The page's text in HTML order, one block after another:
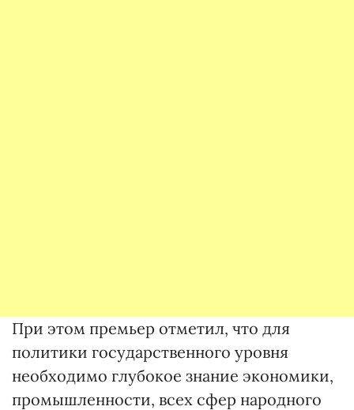
При этом премьер отметил, что для
политики государственного уровня
необходимо глубокое знание экономики,
промышленности, всех сфер народного